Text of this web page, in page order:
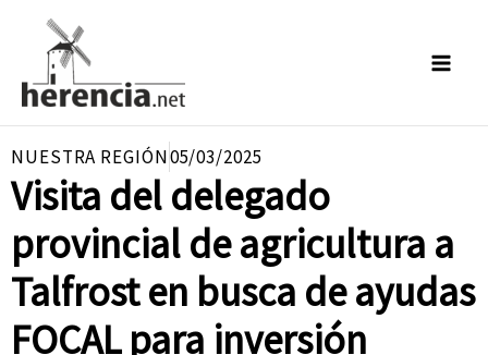
contenido
NUESTRA REGIÓN05/03/2025
Visita del delegado
provincial de agricultura a
Talfrost en busca de ayudas
FOCAL para inversión